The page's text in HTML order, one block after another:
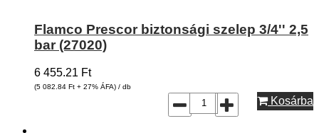
Flamco Prescor biztonsági szelep 3/4'' 2,5
bar (27020)
6 455.21 Ft
(5 082.84 Ft + 27% ÁFA) / db
Kosárba